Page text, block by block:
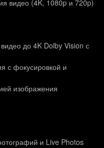
видео (4K, 1080p и 720p)
до 4K Dolby Vision с
с фокусировкой и
изображения
и Live Photos